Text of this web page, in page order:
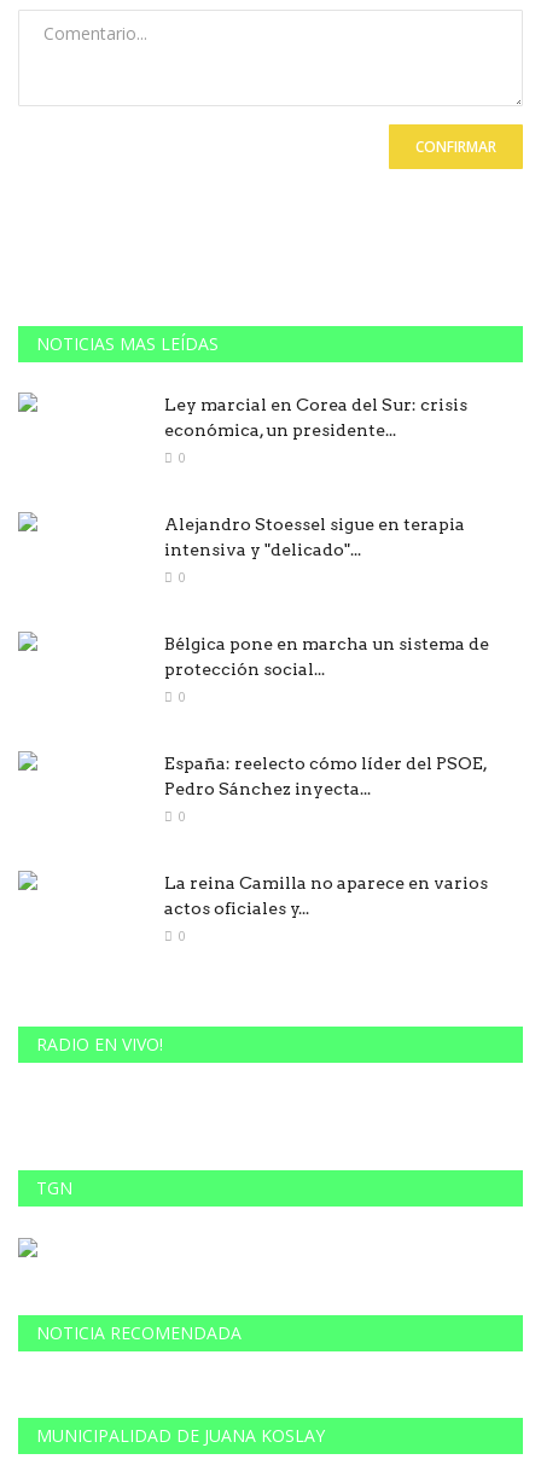
CONFIRMAR
NOTICIAS MAS LEÍDAS
Ley marcial en Corea del Sur: crisis
económica, un presidente...
0
Alejandro Stoessel sigue en terapia
intensiva y "delicado"...
0
Bélgica pone en marcha un sistema de
protección social...
0
España: reelecto cómo líder del PSOE,
Pedro Sánchez inyecta...
0
La reina Camilla no aparece en varios
actos oficiales y...
0
RADIO EN VIVO!
TGN
NOTICIA RECOMENDADA
MUNICIPALIDAD DE JUANA KOSLAY